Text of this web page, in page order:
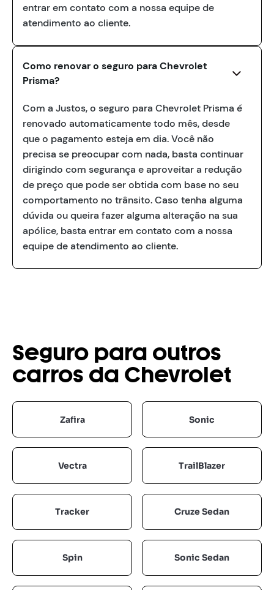
entrar em contato com a nossa equipe de
atendimento ao cliente.
Como renovar o seguro para Chevrolet
Prisma?
Com a Justos, o seguro para Chevrolet Prisma é
renovado automaticamente todo mês, desde
que o pagamento esteja em dia. Você não
precisa se preocupar com nada, basta continuar
dirigindo com segurança e aproveitar a redução
de preço que pode ser obtida com base no seu
comportamento no trânsito. Caso tenha alguma
dúvida ou queira fazer alguma alteração na sua
apólice, basta entrar em contato com a nossa
equipe de atendimento ao cliente.
Seguro para outros
carros da Chevrolet
Zafira Sonic
Vectra TrailBlazer
Tracker Cruze Sedan
Spin Sonic Sedan